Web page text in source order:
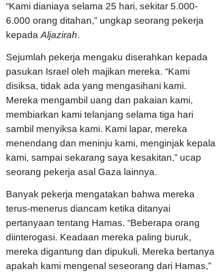
“Kami dianiaya selama 25 hari, sekitar 5.000-
6.000 orang ditahan,” ungkap seorang pekerja
kepada Aljazirah.
Sejumlah pekerja mengaku diserahkan kepada
pasukan Israel oleh majikan mereka. “Kami
disiksa, tidak ada yang mengasihani kami.
Mereka mengambil uang dan pakaian kami,
membiarkan kami telanjang selama tiga hari
sambil menyiksa kami. Kami lapar, mereka
menendang dan meninju kami, menginjak kepala
kami, sampai sekarang saya kesakitan,” ucap
seorang pekerja asal Gaza lainnya.
Banyak pekerja mengatakan bahwa mereka
terus-menerus diancam ketika ditanyai
pertanyaan tentang Hamas. “Beberapa orang
diinterogasi. Keadaan mereka paling buruk,
mereka digantung dan dipukuli. Mereka bertanya
apakah kami mengenal seseorang dari Hamas,”